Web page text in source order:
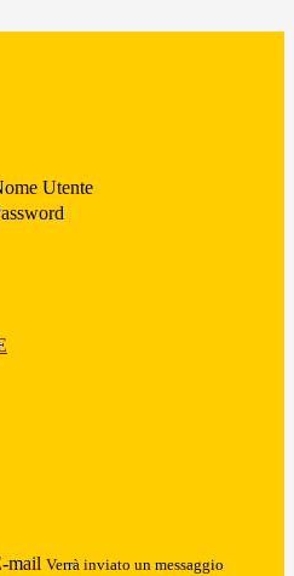
Utente
mail Verrà inviato un messaggio